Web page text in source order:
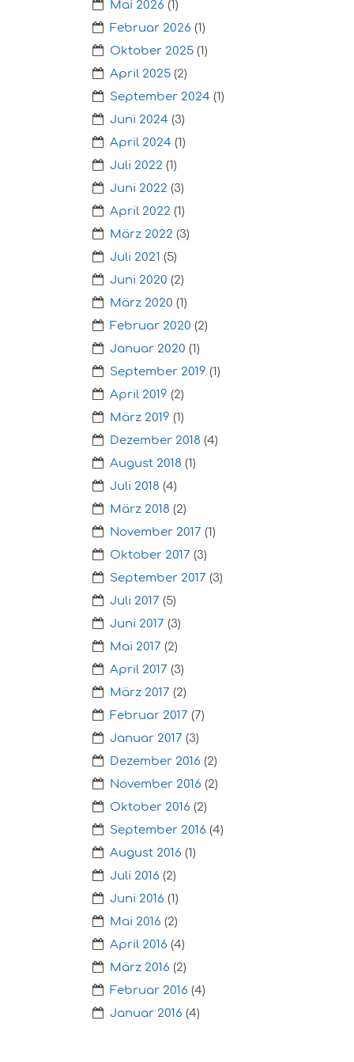
Mai 2026 (1)
Februar 2026 (1)
Oktober 2025 (1)
April 2025 (2)
September 2024 (1)
Juni 2024 (3)
April 2024 (1)
Juli 2022 (1)
Juni 2022 (3)
April 2022 (1)
März 2022 (3)
Juli 2021 (5)
Juni 2020 (2)
März 2020 (1)
Februar 2020 (2)
Januar 2020 (1)
September 2019 (1)
April 2019 (2)
März 2019 (1)
Dezember 2018 (4)
August 2018 (1)
Juli 2018 (4)
März 2018 (2)
November 2017 (1)
Oktober 2017 (3)
September 2017 (3)
Juli 2017 (5)
Juni 2017 (3)
Mai 2017 (2)
April 2017 (3)
März 2017 (2)
Februar 2017 (7)
Januar 2017 (3)
Dezember 2016 (2)
November 2016 (2)
Oktober 2016 (2)
September 2016 (4)
August 2016 (1)
Juli 2016 (2)
Juni 2016 (1)
Mai 2016 (2)
April 2016 (4)
März 2016 (2)
Februar 2016 (4)
Januar 2016 (4)